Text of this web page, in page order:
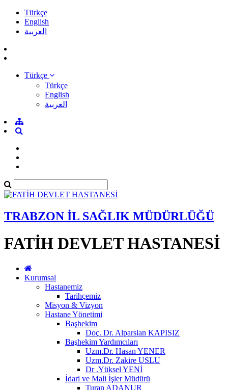
Türkçe
English
العربية
Türkçe
Türkçe
English
العربية
TRABZON İL SAĞLIK MÜDÜRLÜĞÜ
FATİH DEVLET HASTANESİ
Kurumsal
Hastanemiz
Tarihçemiz
Misyon & Vizyon
Hastane Yönetimi
Başhekim
Doç. Dr. Alparslan KAPISIZ
Başhekim Yardımcıları
Uzm.Dr. Hasan YENER
Uzm.Dr. Zakire USLU
Dr .Yüksel YENİ
İdari ve Mali İşler Müdürü
Turan ADANUR